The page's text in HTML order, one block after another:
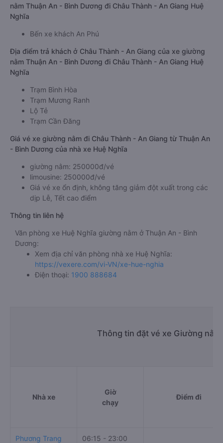
nằm Thuận An - Bình Dương đi Châu Thành - An Giang Huệ
Nghĩa
Bến xe khách An Phú
Địa điểm trả khách ở Châu Thành - An Giang của xe giường
nằm Thuận An - Bình Dương đi Châu Thành - An Giang Huệ
Nghĩa
Trạm Bình Hòa
Trạm Mương Ranh
Lộ Tẻ
Trạm Cần Đăng
Giá vé xe giường nằm đi Châu Thành - An Giang từ Thuận An
- Bình Dương của nhà xe Huệ Nghĩa
giường nằm: 250000đ/vé
limousine: 250000đ/vé
Giá vé xe ổn định, không tăng giảm đột xuất trong các
dịp Lễ, Tết cao điểm
Thông tin liên hệ
Văn phòng xe Huệ Nghĩa giường nằm ở Thuận An - Bình
Dương:
Xem địa chỉ văn phòng nhà xe Huệ Nghĩa:
https://vexere.com/vi-VN/xe-hue-nghia
Điện thoại: 1900 888684
Thông tin đặt vé xe Giường
Nhà xe
Giờ
chạy
Điểm đi
Phương Trang 06:15 - 23:00